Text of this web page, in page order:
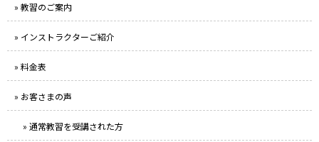
» 教習のご案内
» インストラクターご紹介
» 料金表
» お客さまの声
» 通常教習を受講された方